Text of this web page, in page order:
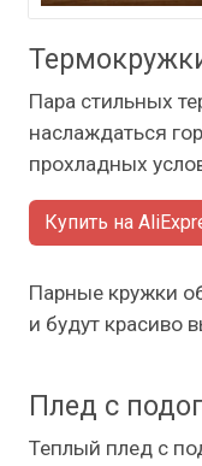
Пара стильных
наслаждаться
прохладных
Купить на
Парные кружки
и будут красиво
Плед с
Теплый плед с